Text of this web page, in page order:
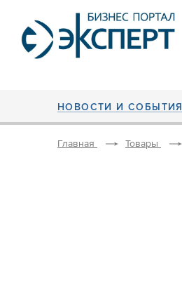
НОВОСТИ И СОБЫТИЯ
Главная Товары